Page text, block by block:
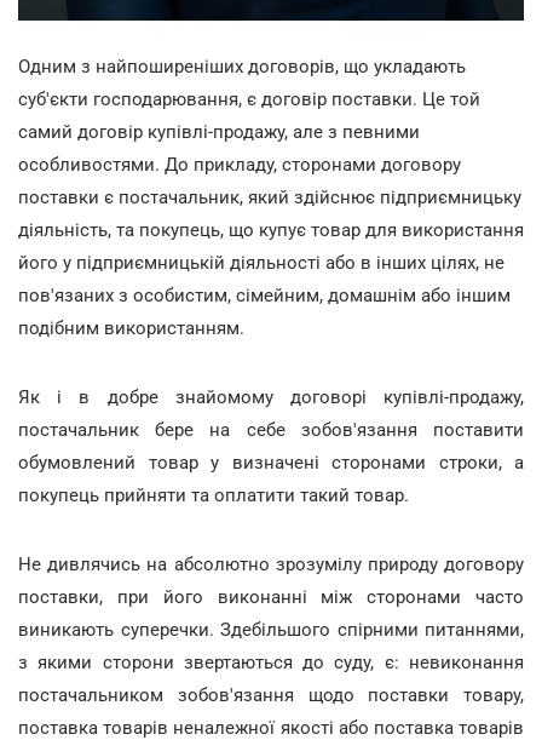
Одним з найпоширеніших договорів, що укладають
суб'єкти господарювання, є договір поставки. Це той
самий договір купівлі-продажу, але з певними
особливостями. До прикладу, сторонами договору
поставки є постачальник, який здійснює підприємницьку
діяльність, та покупець, що купує товар для використання
його у підприємницькій діяльності або в інших цілях, не
пов'язаних з особистим, сімейним, домашнім або іншим
подібним використанням.
Як і в добре знайомому договорі купівлі-продажу,
постачальник бере на себе зобов'язання поставити
обумовлений товар у визначені сторонами строки, а
покупець прийняти та оплатити такий товар.
Не дивлячись на абсолютно зрозумілу природу договору
поставки, при його виконанні між сторонами часто
виникають суперечки. Здебільшого спірними питаннями,
з якими сторони звертаються до суду, є: невиконання
постачальником зобов'язання щодо поставки товару,
поставка товарів неналежної якості або поставка товарів